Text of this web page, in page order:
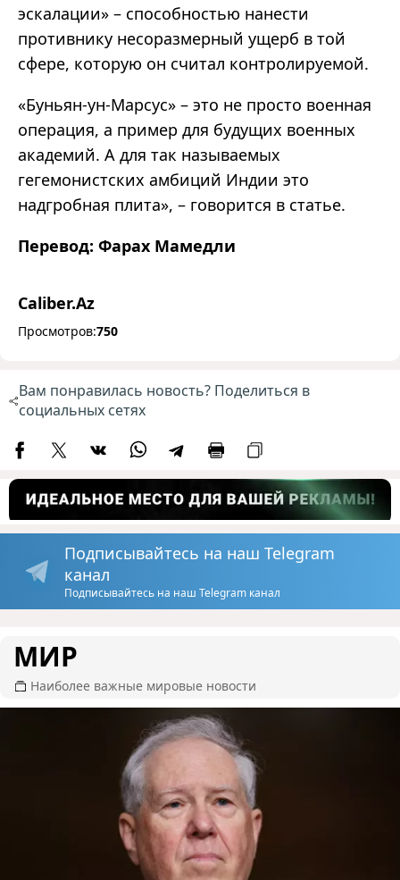
эскалации» – способностью нанести
противнику несоразмерный ущерб в той
сфере, которую он считал контролируемой.
«Буньян-ун-Марсус» – это не просто военная
операция, а пример для будущих военных
академий. А для так называемых
гегемонистских амбиций Индии это
надгробная плита», – говорится в статье.
Перевод: Фарах Мамедли
Caliber.Az
Просмотров:750
Вам понравилась новость? Поделиться в
социальных сетях
Подписывайтесь на наш Telegram
канал
Подписывайтесь на наш Telegram канал
МИР
Наиболее важные мировые новости